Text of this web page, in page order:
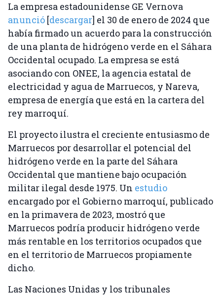
La empresa estadounidense GE Vernova
anunció [descargar] el 30 de enero de 2024 que
había firmado un acuerdo para la construcción
de una planta de hidrógeno verde en el Sáhara
Occidental ocupado. La empresa se está
asociando con ONEE, la agencia estatal de
electricidad y agua de Marruecos, y Nareva,
empresa de energía que está en la cartera del
rey marroquí.
El proyecto ilustra el creciente entusiasmo de
Marruecos por desarrollar el potencial del
hidrógeno verde en la parte del Sáhara
Occidental que mantiene bajo ocupación
militar ilegal desde 1975. Un estudio
encargado por el Gobierno marroquí, publicado
en la primavera de 2023, mostró que
Marruecos podría producir hidrógeno verde
más rentable en los territorios ocupados que
en el territorio de Marruecos propiamente
dicho.
Las Naciones Unidas y los tribunales